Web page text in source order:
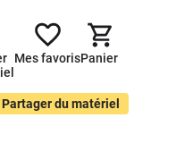
Mes favorisPanier
Partager du matériel